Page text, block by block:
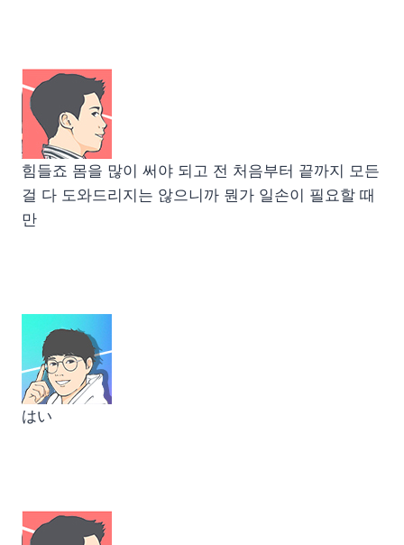
힘들죠 몸을 많이 써야 되고 전 처음부터 끝까지 모든
걸 다 도와드리지는 않으니까 뭔가 일손이 필요할 때
만
はい